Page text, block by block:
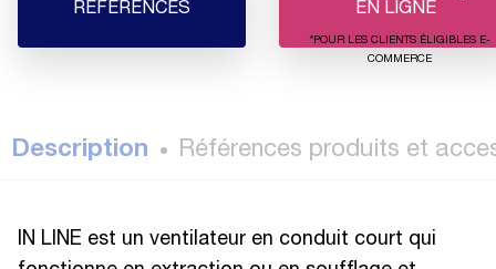
RÉFÉRENCES
EN LIGNE
*POUR LES CLIENTS ÉLIGIBLES E-
COMMERCE
Description Références produits et
IN LINE est un ventilateur en conduit court qui